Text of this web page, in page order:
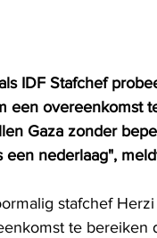
IDF Stafchef
een overeenkomst
Gaza zonder
nederlaag",
stafchef
te bereiken